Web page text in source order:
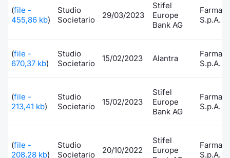
(file -
455,86 kb)
Studio
Societario
29/03/2023
Stifel
Europe
Bank AG
S.p.A.
(file -
670,37 kb)
Studio
Societario
15/02/2023 Alantra
S.p.A.
(file -
213,41 kb)
Studio
Societario
15/02/2023
Stifel
Europe
Bank AG
S.p.A.
(file -
208,28 kb)
Studio
Societario
20/10/2022
Stifel
Europe
S.p.A.